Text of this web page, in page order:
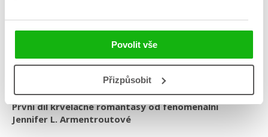
Povolit vše
Přizpůsobit
Série: Konvent
#barevnáořízka #jenniferlarmentrout #konvent
#prostarší
První díl krvelačné romantasy od fenomenální
Jennifer L. Armentroutové